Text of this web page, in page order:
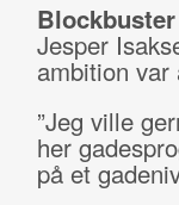
Jesper
ambition
”Jeg ville
her
på et